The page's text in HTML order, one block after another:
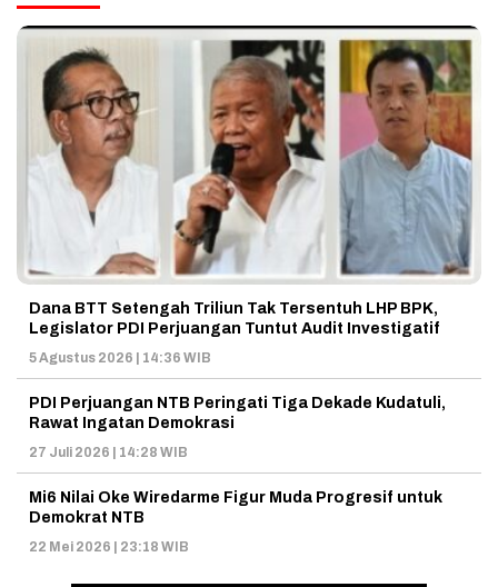
Dana BTT Setengah Triliun Tak Tersentuh LHP BPK,
Legislator PDI Perjuangan Tuntut Audit Investigatif
5 Agustus 2026 | 14:36 WIB
PDI Perjuangan NTB Peringati Tiga Dekade Kudatuli,
Rawat Ingatan Demokrasi
27 Juli 2026 | 14:28 WIB
Mi6 Nilai Oke Wiredarme Figur Muda Progresif untuk
Demokrat NTB
22 Mei 2026 | 23:18 WIB